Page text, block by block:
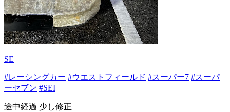
SE
#レーシングカー #ウエストフィールド #スーパー7 #スーパ
ーセブン #SEI
途中経過 少し修正